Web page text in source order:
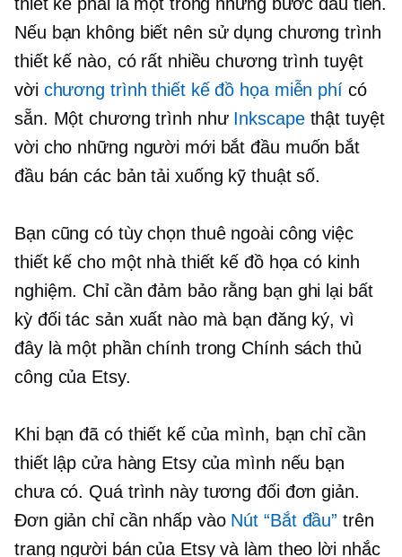
Nếu bạn không biết nên sử dụng chương trình
thiết kế nào, có rất nhiều chương trình tuyệt
vời chương trình thiết kế đồ họa miễn phícó
sẵn. Một chương trình như Inkscapethật tuyệt
vời cho những người mới bắt đầu muốn bắt
đầu bán các bản tải xuống kỹ thuật số.
Bạn cũng có tùy chọn thuê ngoài công việc
thiết kế cho một nhà thiết kế đồ họa có kinh
nghiệm. Chỉ cần đảm bảo rằng bạn ghi lại bất
kỳ đối tác sản xuất nào mà bạn đăng ký, vì
đây là một phần chính trong Chính sách thủ
công của Etsy.
Khi bạn đã có thiết kế của mình, bạn chỉ cần
thiết lập cửa hàng Etsy của mình nếu bạn
chưa có. Quá trình này tương đối đơn giản.
Đơn giản chỉ cần nhấp vào Nút “Bắt đầu” trên
trang người bán của Etsy và làm theo lời nhắc